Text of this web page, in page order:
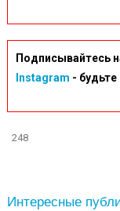
Подписывайтесь
Instagram - будьте
248
Интересные